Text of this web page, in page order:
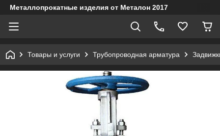
Металлопрокатные изделия от Металон 2017
Товары и услуги Трубопроводная арматура